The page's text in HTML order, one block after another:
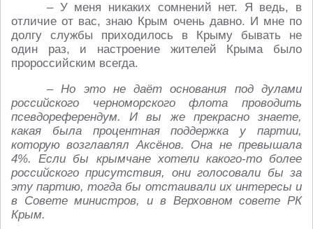
– У меня никаких сомнений нет. Я ведь, в
отличие от вас, знаю Крым очень давно. И мне по
долгу службы приходилось в Крыму бывать не
один раз, и настроение жителей Крыма было
пророссийским всегда.
– Но это не даёт основания под дулами
российского черноморского флота проводить
псевдореферендум. И вы же прекрасно знаете,
какая была процентная поддержка у партии,
которую возглавлял Аксёнов. Она не превышала
4%. Если бы крымчане хотели какого-то более
российского присутствия, они голосовали бы за
эту партию, тогда бы отстаивали их интересы и
в Совете министров, и в Верховном совете РК
Крым.